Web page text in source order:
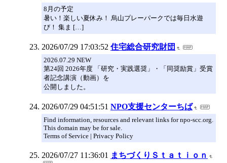
8月の予定
暑い！楽しい夏休み！ 烏山プレーパークでは毎日水遊
び！ 集ま […]
2026/07/29 17:03:52 住宅総合研究財団
2026.07.29 NEW
第24回 2026年度 「研究・実践選奨」・「同奨励賞」受賞
者記念講演（動画）を
公開しました。
2026/07/29 04:51:51 NPO支援センターちば
Find information, resources and relevant links for npo-scc.org.
This domain may be for sale.
Terms of Service | Privacy Policy
2026/07/27 11:36:01 まちづくりＳｔａｔｉｏｎ